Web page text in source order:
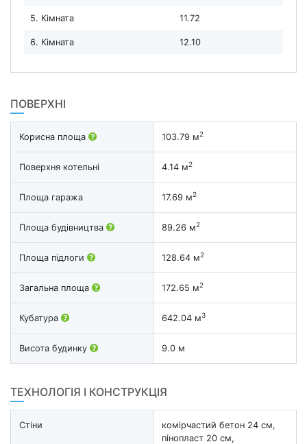
5. Кімната 11.72
6. Кімната 12.10
ПОВЕРХНІ
Корисна площа 103.79 м2
Поверхня котельні 4.14 м2
Площа гаража 17.69 м2
Площа будівництва 89.26 м2
Площа підлоги 128.64 м2
Загальна площа 172.65 м2
Кубатура 642.04 м3
Висота будинку 9.0 м
ТЕХНОЛОГІЯ І КОНСТРУКЦІЯ
Стіни
комірчастий бетон 24 см,
пінопласт 20 см,